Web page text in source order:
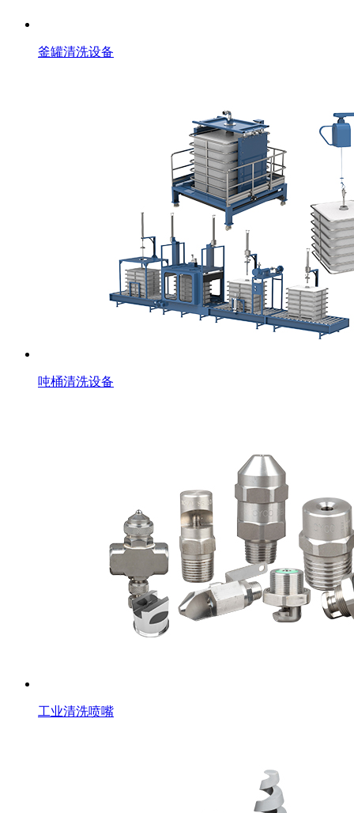
釜罐清洗设备
吨桶清洗设备
工业清洗喷嘴